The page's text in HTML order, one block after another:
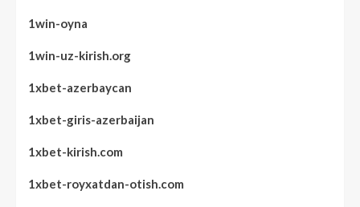
1win-oyna
1win-uz-kirish.org
1xbet-azerbaycan
1xbet-giris-azerbaijan
1xbet-kirish.com
1xbet-royxatdan-otish.com